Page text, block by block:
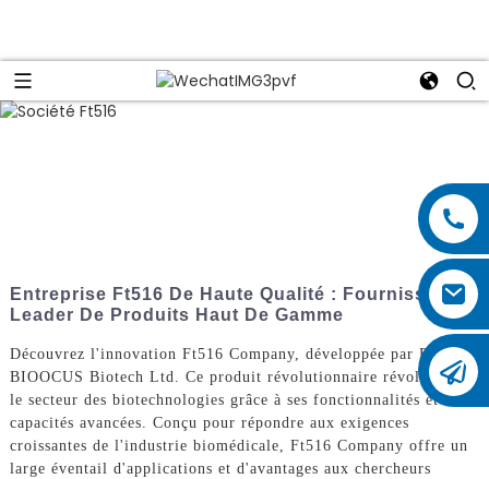
Entreprise Ft516 De Haute Qualité : Fournisseur
Leader De Produits Haut De Gamme
Découvrez l'innovation Ft516 Company, développée par Beijing
BIOOCUS Biotech Ltd. Ce produit révolutionnaire révolutionne
le secteur des biotechnologies grâce à ses fonctionnalités et
capacités avancées. Conçu pour répondre aux exigences
croissantes de l'industrie biomédicale, Ft516 Company offre un
large éventail d'applications et d'avantages aux chercheurs